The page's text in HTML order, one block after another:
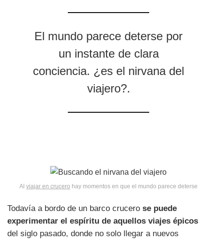
El mundo parece deterse por
un instante de clara
conciencia. ¿es el nirvana del
viajero?.
Al viajar en crucero hay momentos en que el mundo parece deterse
Todavía a bordo de un barco crucero se puede
experimentar el espíritu de aquellos viajes épicos
del siglo pasado, donde no solo llegar a nuevos